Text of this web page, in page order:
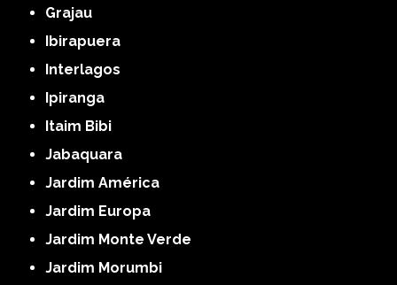
Grajau
Ibirapuera
Interlagos
Ipiranga
Itaim Bibi
Jabaquara
Jardim América
Jardim Europa
Jardim Monte Verde
Jardim Morumbi